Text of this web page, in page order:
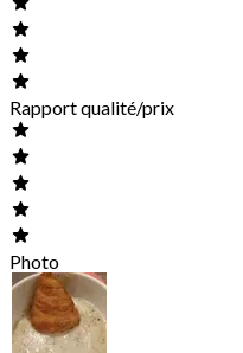
Rapport qualité/prix
Photo